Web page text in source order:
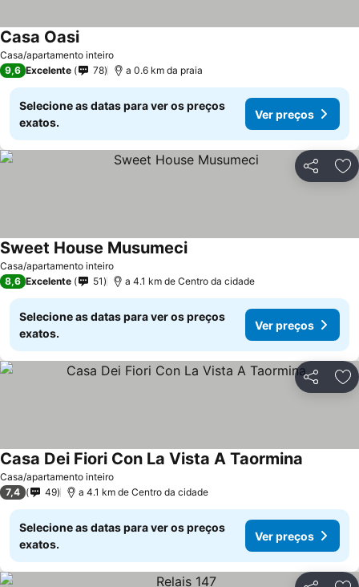
Casa/apartamento inteiro
Casa OasiVer preços
9,6 Excelente 78 a 0.6 km da praia
Selecione as datas para ver os preços
exatos.
Ver preços
Partilhar
Casa/apartamento inteiro
Sweet House MusumeciVer preços
8,6 Excelente 51 a 4.1 km de Centro da cidade
Selecione as datas para ver os preços
exatos.
Ver preços
Partilhar
Casa/apartamento inteiro
Casa Dei Fiori Con La Vista A Taormina
7,4 49 a 4.1 km de Centro da cidade
Selecione as datas para ver os preços
exatos.
Ver preços